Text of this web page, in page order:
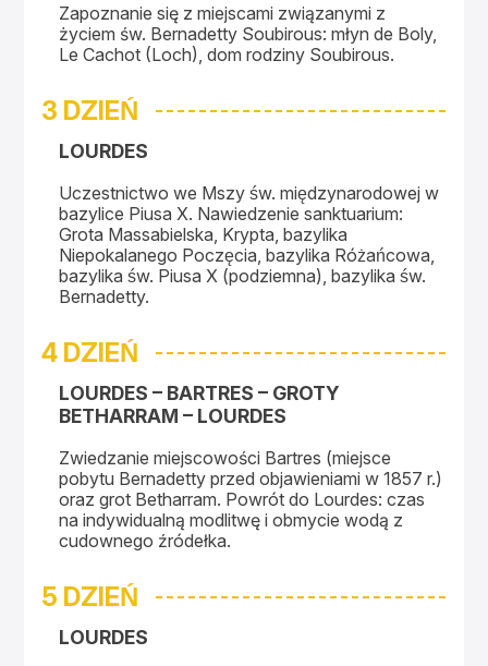
Zapoznanie się z miejscami związanymi z
życiem św. Bernadetty Soubirous: młyn de Boly,
Le Cachot (Loch), dom rodziny Soubirous.
3 DZIEŃ
LOURDES
Uczestnictwo we Mszy św. międzynarodowej w
bazylice Piusa X. Nawiedzenie sanktuarium:
Grota Massabielska, Krypta, bazylika
Niepokalanego Poczęcia, bazylika Różańcowa,
bazylika św. Piusa X (podziemna), bazylika św.
Bernadetty.
4 DZIEŃ
LOURDES – BARTRES – GROTY
BETHARRAM – LOURDES
Zwiedzanie miejscowości Bartres (miejsce
pobytu Bernadetty przed objawieniami w 1857 r.)
oraz grot Betharram. Powrót do Lourdes: czas
na indywidualną modlitwę i obmycie wodą z
cudownego źródełka.
5 DZIEŃ
LOURDES